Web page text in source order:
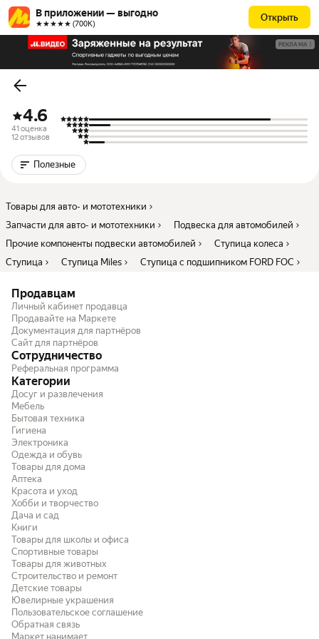
В приложении — выгодно
★★★★★ (700К)
Открыть
РЕКЛАМА
4.6
41 оценка
12 отзывов
Полезные
Товары для авто- и мототехники
Запчасти для авто- и мототехники
Подвеска для автомобилей
Прочие компоненты подвески автомобилей
Ступица колеса
Ступица
Ступица Miles Ступица с подшипником FORD FOC
Продавцам
Личный кабинет продавца
Продавайте на Маркете
Документация для партнёров
Сайт для партнёров
Сотрудничество
Реферальная программа
Категории
Досуг и развлечения
Мебель
Бытовая техника
Гигиена
Электроника
Одежда и обувь
Товары для дома
Аптека
Красота и уход
Хобби и творчество
Дача и сад
Книги
Товары для школы и офиса
Спортивные товары
Товары для животных
Строительство и ремонт
Детские товары
Ювелирные украшения
Пользовательское соглашение
Обратная связь
Маркет нанимает